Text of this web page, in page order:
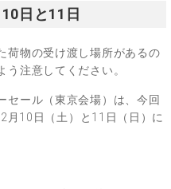
日と11日
物の受け渡し場所があるの
注意してください。
ール（東京会場）は、今回
月10日（土）と11日（日）に